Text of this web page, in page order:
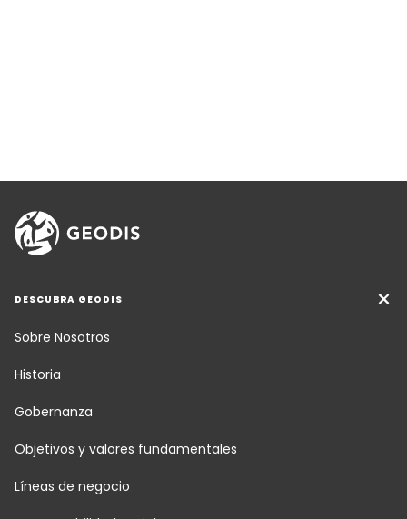
DESCUBRA GEODIS
Sobre Nosotros
Historia
Gobernanza
Objetivos y valores fundamentales
Líneas de negocio